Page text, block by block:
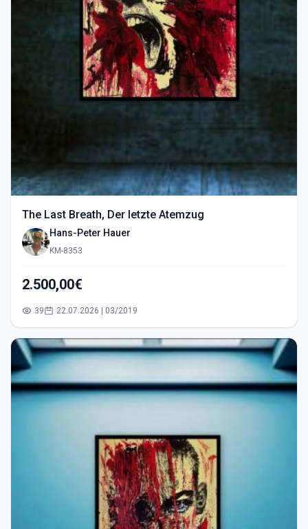
The Last Breath, Der letzte Atemzug
Hans-Peter Hauer
KM-8353
2.500,00€
39 22.07.2026 | 03/2019